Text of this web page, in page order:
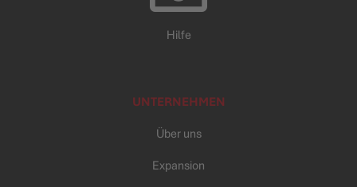
Hilfe
UNTERNEHMEN
Über uns
Expansion